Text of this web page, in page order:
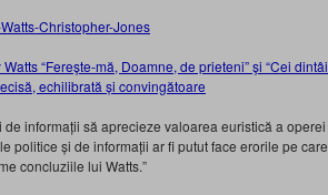
“Fereşte-mă, Doamne, de prieteni” şi “Cei dintâi
echilibrată și convingătoare
informații să aprecieze valoarea euristică a operei
politice și de informații ar fi putut face erorile pe care
concluziile lui Watts.”